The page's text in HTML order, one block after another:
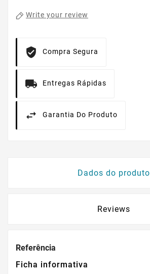
Write your review
Compra Segura
Entregas Rápidas
Garantia Do Produto
Dados do produto
Reviews
Referência
Ficha informativa